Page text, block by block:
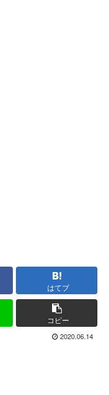
はてブ
コピー
2020.06.14